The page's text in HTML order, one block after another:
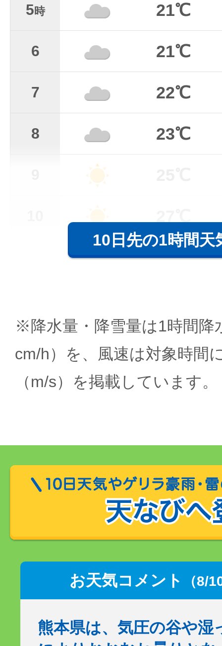
5時 21℃
6 21℃
7 22℃
8 23℃
10日先の1時間天
※降水量・降雪量は1時間降
cm/h）を、風速は対象時間
（m/s）を掲載しています。
お天気コメント （8/
熊本県は、気圧の谷や湿